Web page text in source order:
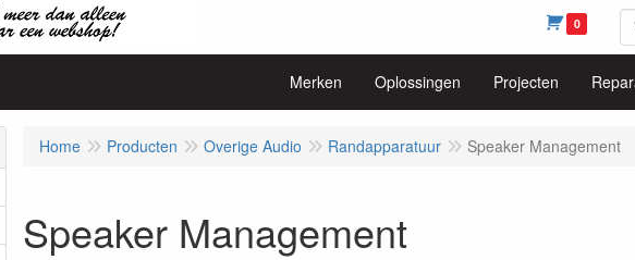
0
Merken Oplossingen Projecten
Home Producten Overige Audio Randapparatuur Speaker Management
Speaker Management